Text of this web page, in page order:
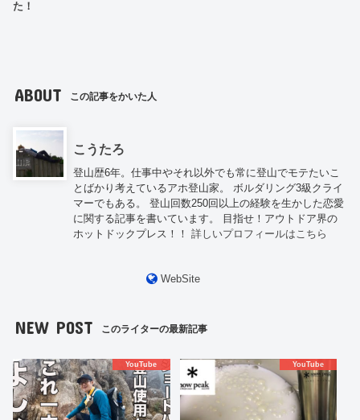
た！
ABOUT この記事をかいた人
こうたろ
登山歴6年。仕事中やそれ以外でも常に登山でモテたいこ
とばかり考えているアホ登山家。 ボルダリング3級クライ
マーでもある。 登山回数250回以上の経験を生かした恋愛
に関する記事を書いています。 目指せ！アウトドア界の
ホットドックプレス！！詳しいプロフィールはこちら
WebSite
NEW POST このライターの最新記事
YouTube YouTube